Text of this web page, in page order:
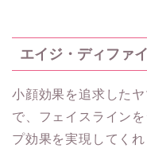
エイジ・ディファ
小顔効果を追求した
で、フェイスライン
プ効果を実現してくれ